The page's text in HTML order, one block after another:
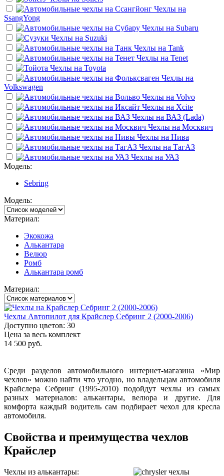
Чехлы на
SsangYong
Чехлы на Subaru
Чехлы на Suzuki
Чехлы на Tank
Чехлы на Tenet
Чехлы на Toyota
Чехлы на
Volkswagen
Чехлы на Volvo
Чехлы на Xcite
Чехлы на ВАЗ (Lada)
Чехлы на Москвич
Чехлы на Нива
Чехлы на ТагАЗ
Чехлы на УАЗ
Модель:
Sebring
Модель:
Материал:
Экокожа
Алькантара
Велюр
Ромб
Алькантара ромб
Материал:
Чехлы Автопилот для Крайслер Себринг 2 (2000-2006)
Доступно цветов: 30
Цена за весь комплект
14 500 руб.
Среди разделов автомобильного интернет-магазина «Мир
чехлов» можно найти что угодно, но владельцам автомобиля
Крайслера Себринг (1995-2010) подойдут чехлы из самых
разных материалов: алькантары, велюра и другие. Для
комфорта каждый водитель сам подбирает чехол для кресла
автомобиля.
Свойства и преимущества чехлов
Крайслер
Чехлы из алькантары: